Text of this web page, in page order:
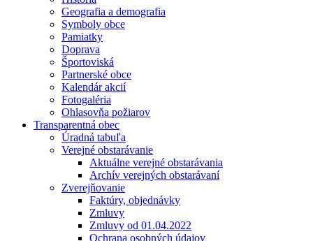
Geografia a demografia
Symboly obce
Pamiatky
Doprava
Športoviská
Partnerské obce
Kalendár akcií
Fotogaléria
Ohlasovňa požiarov
Transparentná obec
Úradná tabuľa
Verejné obstarávanie
Aktuálne verejné obstarávania
Archív verejných obstarávaní
Zverejňovanie
Faktúry, objednávky
Zmluvy
Zmluvy od 01.04.2022
Ochrana osobných údajov